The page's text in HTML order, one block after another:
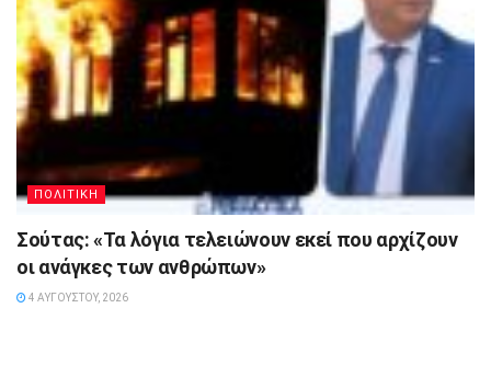
ΠΟΛΙΤΙΚΗ
Σούτας: «Τα λόγια τελειώνουν εκεί που αρχίζουν
οι ανάγκες των ανθρώπων»
4 ΑΥΓΟΎΣΤΟΥ, 2026